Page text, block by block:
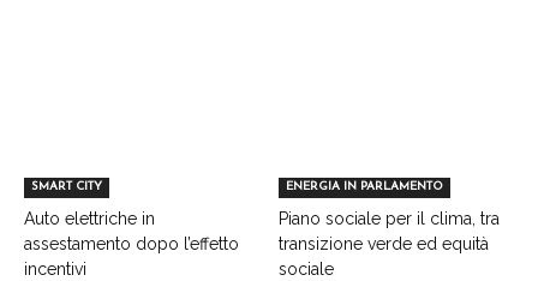
SMART CITY
Auto elettriche in
assestamento dopo l’effetto
incentivi
ENERGIA IN PARLAMENTO
Piano sociale per il clima, tra
transizione verde ed equità
sociale